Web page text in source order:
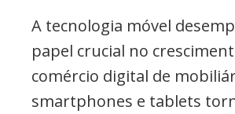
A tecnologia móvel
papel crucial no
comércio digital de
smartphones e tablets